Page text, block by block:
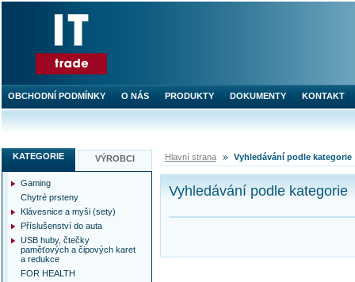
Hlavní strana Vyhledávání podle kategorie
Vyhledávání podle kategorie
KATEGORIE VÝROBCI
Gaming
Chytré prsteny
Klávesnice a myši (sety)
Příslušenství do auta
USB huby, čtečky
paměťových a čipových karet
a redukce
FOR HEALTH
OBCHODNÍ PODMÍNKY O NÁS PRODUKTY DOKUMENTY KONTAKT